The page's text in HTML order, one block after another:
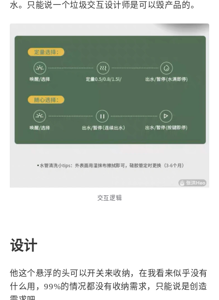
水。只能说一个垃圾交互设计师是可以毁产品的。
交互逻辑
设计
他这个悬浮的头可以开关来收纳，在我看来似乎没有
什么用，99%的情况都没有收纳需求，只能说是创造